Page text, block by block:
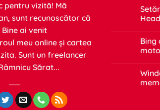
pentru vizită! Mă
sunt recunoscător că
ai venit
meu online și cartea
Sunt un freelancer
Sărat...
la
Setări
Open
Meta
în
Bing
la
Bing
devine